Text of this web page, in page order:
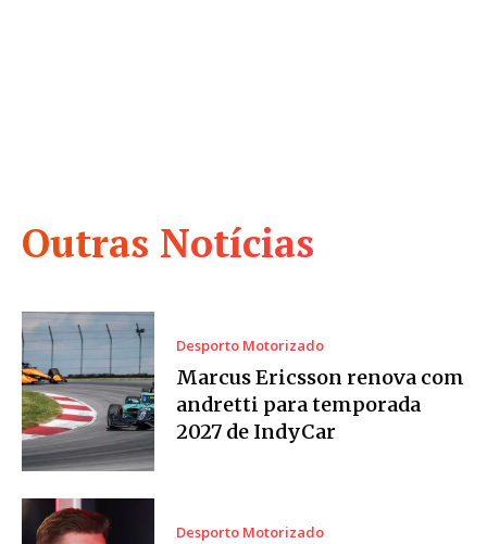
Outras Notícias
Desporto Motorizado
Marcus Ericsson renova com
andretti para temporada
2027 de IndyCar
Desporto Motorizado